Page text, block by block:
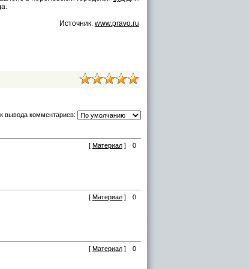
Источник: www.pravo.ru
вывода комментариев:
[ Материал ] 0
[ Материал ] 0
[ Материал ] 0